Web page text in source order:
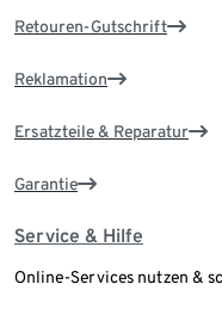
Retouren-Gutschrift
Reklamation
Ersatzteile & Reparatur
Garantie
Service & Hilfe
Online-Services nutzen &